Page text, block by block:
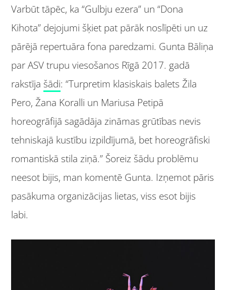
Varbūt tāpēc, ka “Gulbju ezera” un “Dona
Kihota” dejojumi šķiet pat pārāk noslīpēti un uz
pārējā repertuāra fona paredzami. Gunta Bāliņa
par ASV trupu viesošanos Rīgā 2017. gadā
rakstīja šādi: “Turpretim klasiskais balets Žila
Pero, Žana Koralli un Mariusa Petipā
horeogrāfijā sagādāja zināmas grūtības nevis
tehniskajā kustību izpildījumā, bet horeogrāfiski
romantiskā stila ziņā.” Šoreiz šādu problēmu
neesot bijis, man komentē Gunta. Izņemot pāris
pasākuma organizācijas lietas, viss esot bijis
labi.